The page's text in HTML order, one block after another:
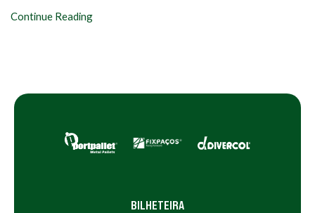
Continue Reading
BILHETEIRA